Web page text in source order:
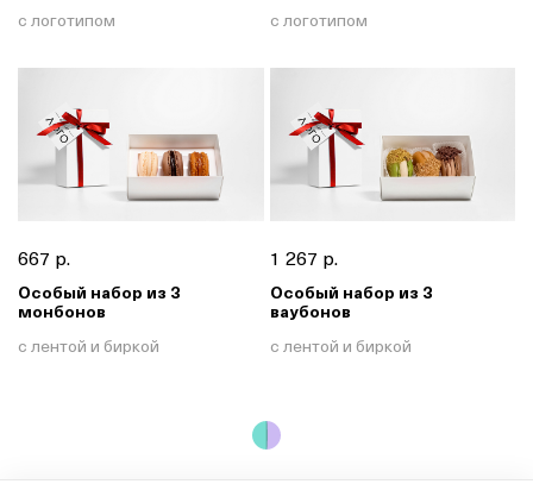
с логотипом
с логотипом
667 р.
Особый набор из 3
монбонов
с лентой и биркой
1 267 р.
Особый набор из 3
ваубонов
с лентой и биркой